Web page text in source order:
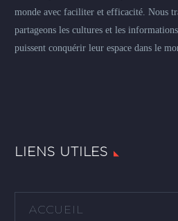
monde avec faciliter et efficacité. Nous
partageons les cultures et les
puissent conquérir leur espace dans le
LIENS UTILES
ACCUEIL